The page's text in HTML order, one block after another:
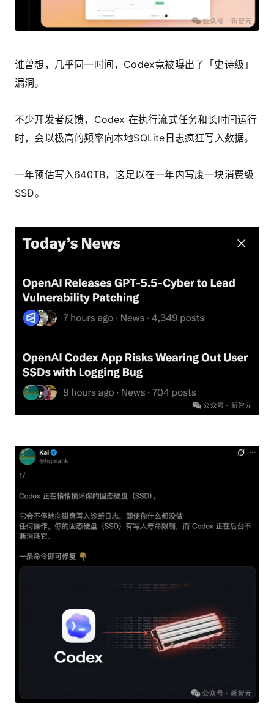
谁曾想，几乎同一时间，Codex竟被曝出了「史诗级」
漏洞。
不少开发者反馈，Codex 在执行流式任务和长时间运行
时，会以极高的频率向本地SQLite日志疯狂写入数据。
一年预估写入640TB，这足以在一年内写废一块消费级
SSD。